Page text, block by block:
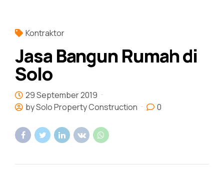
Kontraktor
Jasa Bangun Rumah di
Solo
29 September 2019
by Solo Property Construction
0